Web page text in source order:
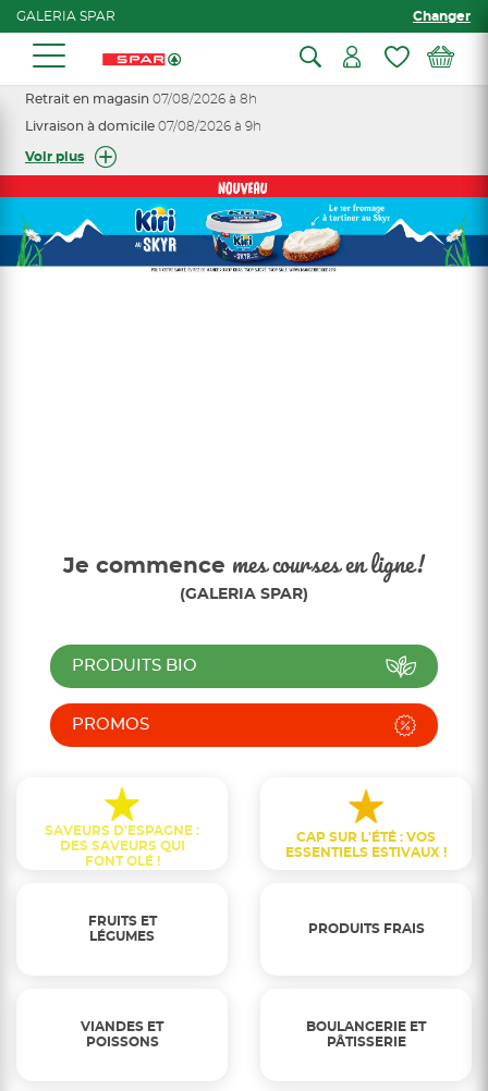
GALERIA SPAR Changer
Retrait en magasin 07/08/2026 à 8h
Livraison à domicile 07/08/2026 à 9h
Voir plus
Je commence mes courses en ligne!
(GALERIA SPAR)
PRODUITS BIO
PROMOS
SAVEURS D'ESPAGNE :
DES SAVEURS QUI
FONT OLÉ !
CAP SUR L'ÉTÉ : VOS
ESSENTIELS ESTIVAUX !
FRUITS ET
LÉGUMES
PRODUITS FRAIS
VIANDES ET
POISSONS
BOULANGERIE ET
PÂTISSERIE